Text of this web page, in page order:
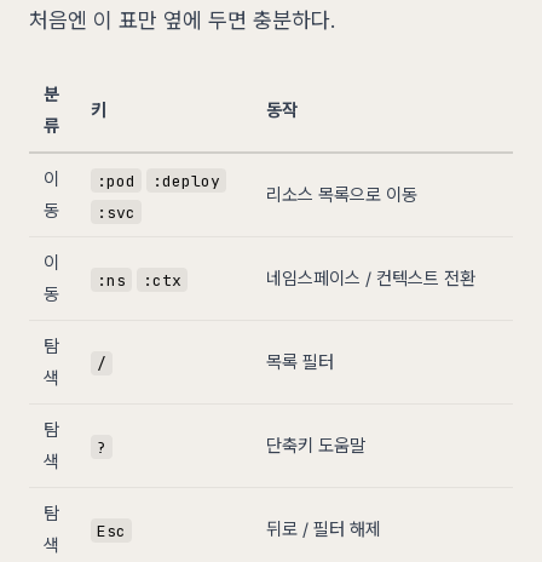
처음엔 이 표만 옆에 두면 충분하다.
분
류
키 동작
이
동
:pod
:deploy
:svc
리소스 목록으로 이동
이
동
:ns :ctx 네임스페이스 / 컨텍스트 전환
탐
색
/ 목록 필터
탐
색
? 단축키 도움말
탐
색
Esc 뒤로 / 필터 해제